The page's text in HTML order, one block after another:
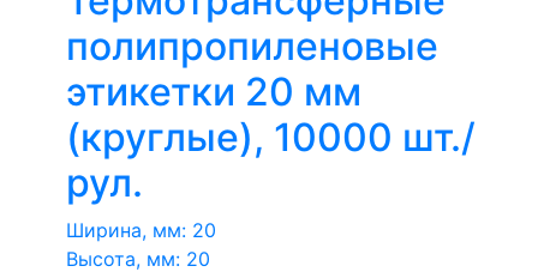
полипропиленовые
этикетки 20 мм
(круглые), 10000 шт./
рул.
Ширина, мм: 20
Высота, мм: 20